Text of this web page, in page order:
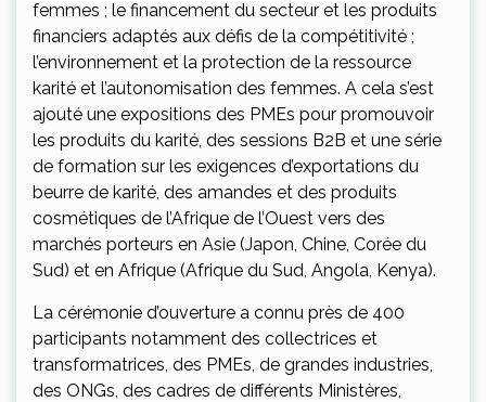
femmes ; le financement du secteur et les produits
financiers adaptés aux défis de la compétitivité ;
l’environnement et la protection de la ressource
karité et l’autonomisation des femmes. A cela s’est
ajouté une expositions des PMEs pour promouvoir
les produits du karité, des sessions B2B et une série
de formation sur les exigences d’exportations du
beurre de karité, des amandes et des produits
cosmétiques de l’Afrique de l’Ouest vers des
marchés porteurs en Asie (Japon, Chine, Corée du
Sud) et en Afrique (Afrique du Sud, Angola, Kenya).
La cérémonie d’ouverture a connu près de 400
participants notamment des collectrices et
transformatrices, des PMEs, de grandes industries,
des ONGs, des cadres de différents Ministères,